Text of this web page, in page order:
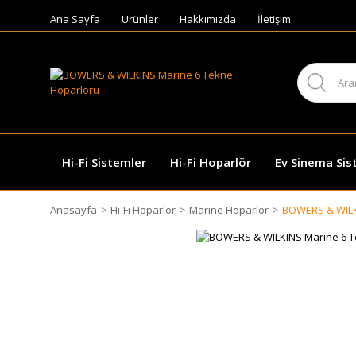
Ana Sayfa Ürünler Hakkımızda İletişim
Hi-Fi Sistemler Hi-Fi Hoparlör Ev Sinema
Anasayfa Hi-Fi Hoparlör Marine Hoparlör BOWERS &